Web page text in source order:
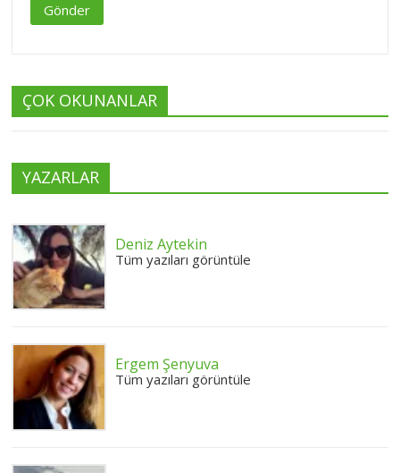
Gönder
ÇOK OKUNANLAR
YAZARLAR
Deniz Aytekin
Tüm yazıları görüntüle
Ergem Şenyuva
Tüm yazıları görüntüle